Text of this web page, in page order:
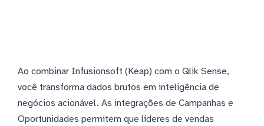
Ao combinar Infusionsoft (Keap) com o Qlik Sense,
você transforma dados brutos em inteligência de
negócios acionável. As integrações de Campanhas e
Oportunidades permitem que líderes de vendas